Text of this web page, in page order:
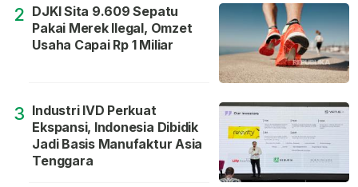
2 DJKI Sita 9.609 Sepatu
Pakai Merek Ilegal, Omzet
Usaha Capai Rp 1 Miliar
3 Industri IVD Perkuat
Ekspansi, Indonesia Dibidik
Jadi Basis Manufaktur Asia
Tenggara